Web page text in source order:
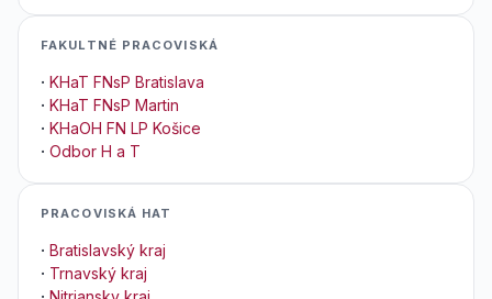
FAKULTNÉ PRACOVISKÁ
· KHaT FNsP Bratislava
· KHaT FNsP Martin
· KHaOH FN LP Košice
· Odbor H a T
PRACOVISKÁ HAT
· Bratislavský kraj
· Trnavský kraj